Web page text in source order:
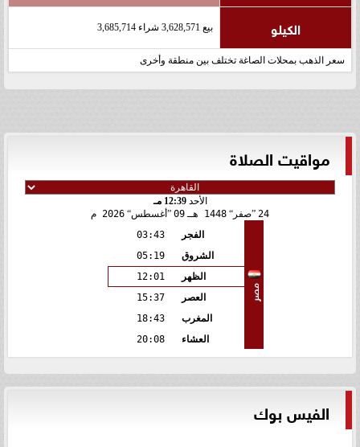
الكيلو بيع 3,628,571 شراء 3,685,714
سعر الذهب بمحلات الصاغة تختلف بين منطقة وأخرى
مواقيت الصلاة
الأحد12:39 مـ
24 صفر 1448 هـ 09 أغسطس 2026 م
مصر
الفجر
03:43
الشروق
05:19
الظهر
12:01
العصر
15:37
المغرب
18:43
العشاء
20:08
الفيس بوك